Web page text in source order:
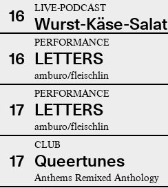
16 LIVE-PODCAST
Wurst-Käse-Salat
16
PERFORMANCE
LETTERS
amburo/fleischlin
17
PERFORMANCE
LETTERS
amburo/fleischlin
17
CLUB
Queertunes
Anthems Remixed Anthology